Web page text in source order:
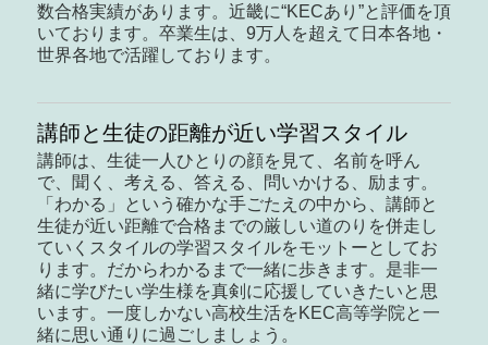
数合格実績があります。近畿に“KECあり”と評価を頂
いております。卒業生は、9万人を超えて日本各地・
世界各地で活躍しております。
講師と生徒の距離が近い学習スタイル
講師は、生徒一人ひとりの顔を見て、名前を呼ん
で、聞く、考える、答える、問いかける、励ます。
「わかる」という確かな手ごたえの中から、講師と
生徒が近い距離で合格までの厳しい道のりを併走し
ていくスタイルの学習スタイルをモットーとしてお
ります。だからわかるまで一緒に歩きます。是非一
緒に学びたい学生様を真剣に応援していきたいと思
います。一度しかない高校生活をKEC高等学院と一
緒に思い通りに過ごしましょう。